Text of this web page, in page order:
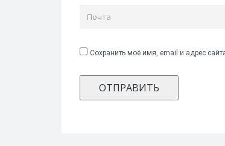
Сохранить моё имя, email и адрес